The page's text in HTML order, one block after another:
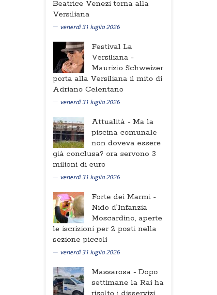
Beatrice Venezi torna alla
Versiliana
venerdì 31 luglio 2026
Festival La
Versiliana -
Maurizio Schweizer
porta alla Versiliana il mito di
Adriano Celentano
venerdì 31 luglio 2026
Attualità - Ma la
piscina comunale
non doveva essere
già conclusa? ora servono 3
milioni di euro
venerdì 31 luglio 2026
Forte dei Marmi -
Nido d'Infanzia
Moscardino, aperte
le iscrizioni per 2 posti nella
sezione piccoli
venerdì 31 luglio 2026
Massarosa - Dopo
settimane la Rai ha